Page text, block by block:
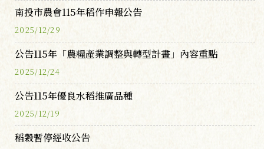
南投市農會115年稻作申報公告
2025/12/29
公告115年「農糧產業調整與轉型計畫」內容重點
2025/12/24
公告115年優良水稻推廣品種
2025/12/19
稻穀暫停經收公告